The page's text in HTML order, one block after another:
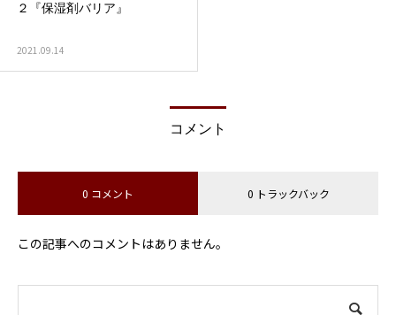
２『保湿剤バリア』
2021.09.14
コメント
0 コメント 0 トラックバック
この記事へのコメントはありません。